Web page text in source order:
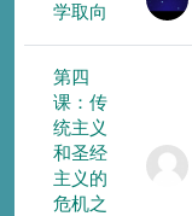
学取向
第四
课：传
统主义
和圣经
主义的
危机之